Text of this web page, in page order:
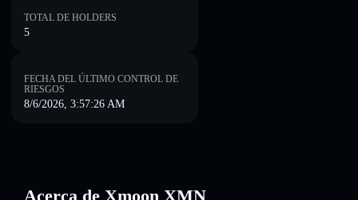
TOTAL DE HOLDERS
5
FECHA DEL ÚLTIMO CONTROL DE
RIESGOS
8/6/2026, 3:57:26 AM
Acerca de Xmoon XMN